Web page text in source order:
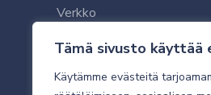
Tämä sivusto käyttää
Käytämme evästeitä
Verkko
Oheislaitteet